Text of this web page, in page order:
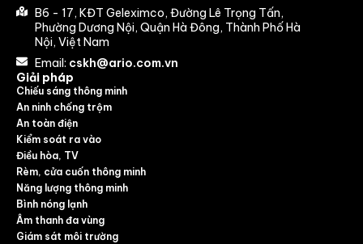
B6 - 17, KĐT Geleximco, Đường Lê Trọng Tấn,
Phường Dương Nội, Quận Hà Đông, Thành Phố Hà
Nội, Việt Nam
Email: cskh@ario.com.vn
Giải pháp
Chiếu sáng thông minh
An ninh chống trộm
An toàn điện
Kiểm soát ra vào
Điều hòa, TV
Rèm, cửa cuốn thông minh
Năng lượng thông minh
Bình nóng lạnh
Âm thanh đa vùng
Giám sát môi trường